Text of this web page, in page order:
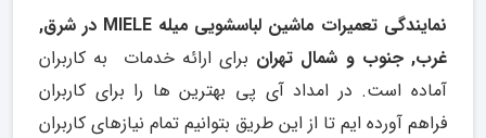
نمایندگی تعمیرات ماشین لباسشویی میله MIELE در شرق
,
غرب, جنوب و شمال تهران برای ارائه خدمات به کاربران
آماده است. در امداد آی پی بهترین ها را برای کاربران
فراهم آورده ایم تا از این طریق بتوانیم تمام نیازهای کاربران